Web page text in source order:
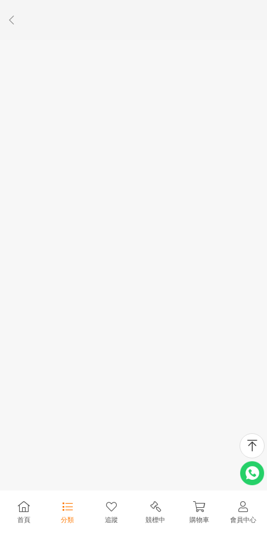
首頁 分類 追蹤 競標中 購物車 會員中心